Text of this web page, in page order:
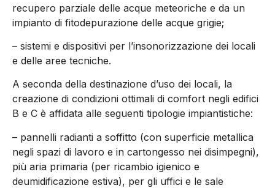
recupero parziale delle acque meteoriche e da un
impianto di fitodepurazione delle acque grigie;
– sistemi e dispositivi per l’insonorizzazione dei locali
e delle aree tecniche.
A seconda della destinazione d’uso dei locali, la
creazione di condizioni ottimali di comfort negli edifici
B e C è affidata alle seguenti tipologie impiantistiche:
– pannelli radianti a soffitto (con superficie metallica
negli spazi di lavoro e in cartongesso nei disimpegni),
più aria primaria (per ricambio igienico e
deumidificazione estiva), per gli uffici e le sale